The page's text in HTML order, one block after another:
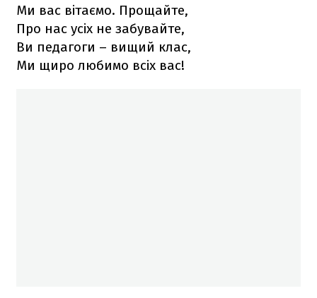
Ми вас вітаємо. Прощайте,
Про нас усіх не забувайте,
Ви педагоги – вищий клас,
Ми щиро любимо всіх вас!